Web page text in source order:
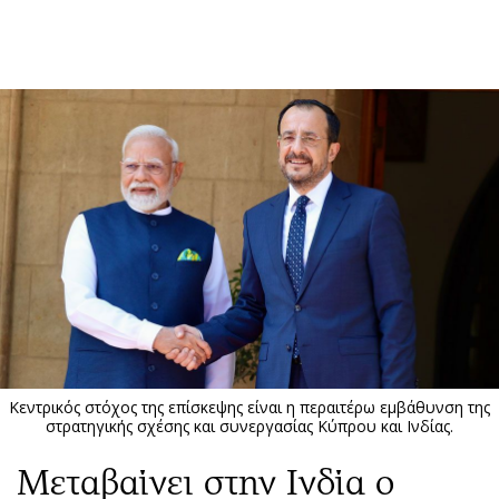
ΚΑΤΗΓΟΡΙΕΣ ΣΥΝΔΕΣΗ
Κύπρος
Παιδεία
Υγεία
Πολιτική
Βουλευτικές 2026
Εκλογές 2024
Προεδρικές 2023
Διπλωματία
Απόψεις
Αρθρογραφία
The Hill
Υγεία
Αγγελίες
Ενοικιάζονται
Πωλούνται
Θέσεις εργασίας
Κεντρικός στόχος της επίσκεψης είναι η περαιτέρω εμβάθυνση της
στρατηγικής σχέσης και συνεργασίας Κύπρου και Ινδίας.
Μεταβαίνει στην Ινδία ο